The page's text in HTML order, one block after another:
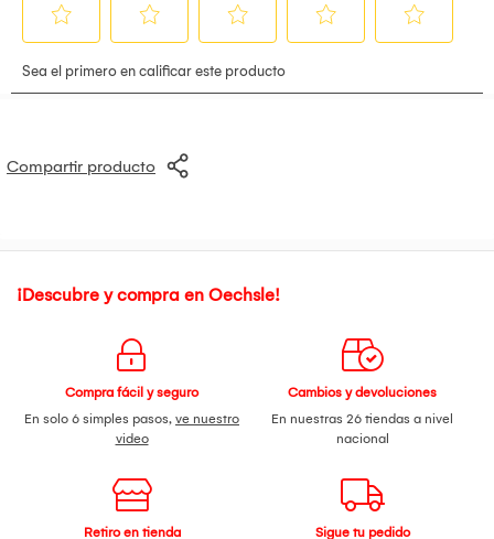
Compartir producto
¡Descubre y compra en Oechsle!
Compra fácil y seguro
En solo 6 simples pasos, ve nuestro
video
Cambios y devoluciones
En nuestras 26 tiendas a nivel
nacional
Retiro en tienda
Sigue tu pedido